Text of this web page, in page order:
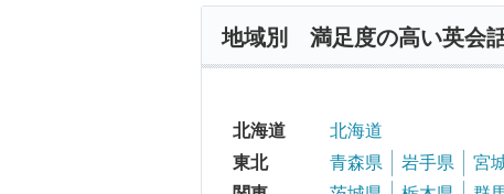
地域別 満足度の高い英会
北海道
北海道
東北
青森県 岩手県 宮